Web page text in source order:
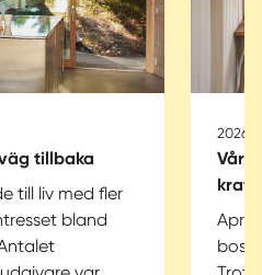
tillbaka
till liv med fler
bland
2026-
April